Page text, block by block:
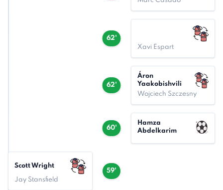
62'
Xavi Espart
62'
Áron
Yaakobishvili
Wojciech Szczesny
60'
Hamza
Abdelkarim
59'
Scott Wright
Jay Stansfield